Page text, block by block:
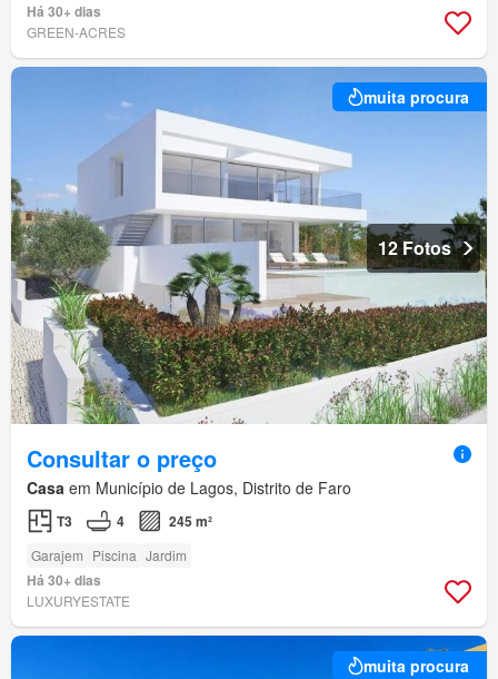
Há 30+ dias
GREEN-ACRES
muita procura
12 Fotos
Consultar o preço
Casa em Município de Lagos, Distrito de Faro
T3 4 245 m²
Garajem Piscina Jardim
Há 30+ dias
LUXURYESTATE
muita procura